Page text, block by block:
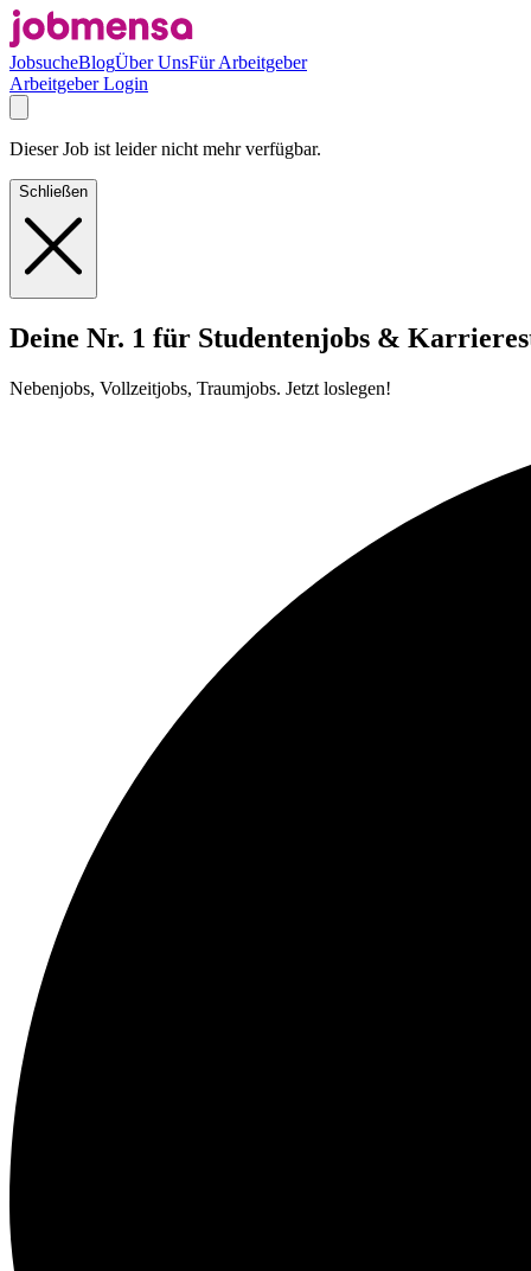
JobsucheBlogÜber UnsFür Arbeitgeber
Arbeitgeber Login
Dieser Job ist leider nicht mehr verfügbar.
Schließen
Deine Nr. 1 für Studentenjobs &
Nebenjobs, Vollzeitjobs, Traumjobs. Jetzt loslegen!